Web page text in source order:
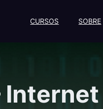
CURSOS SOBRE